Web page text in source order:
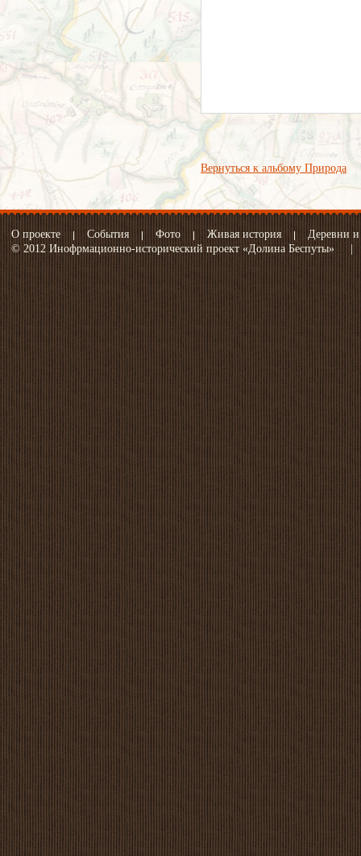
Вернуться к альбому Природа
О проекте События Фото Живая история
Деревни и
© 2012 Инофрмационно-исторический проект «Долина